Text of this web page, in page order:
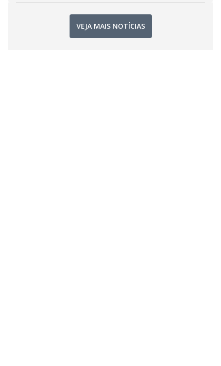
VEJA MAIS NOTÍCIAS